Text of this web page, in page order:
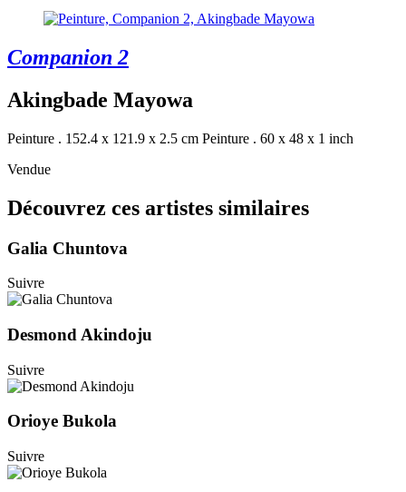
Companion 2
Akingbade Mayowa
Peinture . 152.4 x 121.9 x 2.5 cm Peinture . 60 x 48 x 1 inch
Vendue
Découvrez ces artistes similaires
Galia Chuntova
Suivre
Desmond Akindoju
Suivre
Orioye Bukola
Suivre